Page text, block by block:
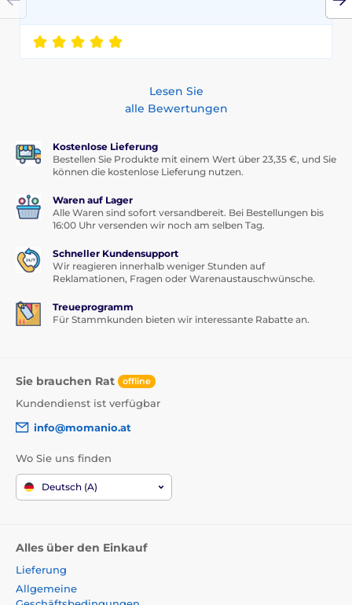
Lesen Sie
alle Bewertungen
Kostenlose Lieferung
Bestellen Sie Produkte mit einem Wert über 23,35 €, und Sie
können die kostenlose Lieferung nutzen.
Waren auf Lager
Alle Waren sind sofort versandbereit. Bei Bestellungen bis
16:00 Uhr versenden wir noch am selben Tag.
Schneller Kundensupport
Wir reagieren innerhalb weniger Stunden auf
Reklamationen, Fragen oder Warenaustauschwünsche.
Treueprogramm
Für Stammkunden bieten wir interessante Rabatte an.
Sie brauchen Rat offline
Kundendienst ist verfügbar
info@momanio.at
Wo Sie uns finden
Deutsch (A)
Alles über den Einkauf
Lieferung
Allgemeine